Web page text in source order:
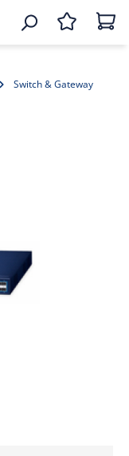
Switch & Gateway